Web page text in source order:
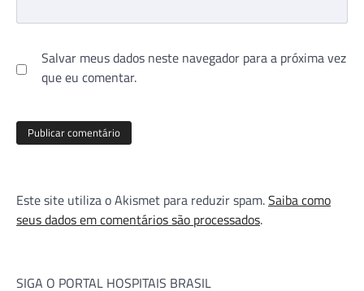
Salvar meus dados neste navegador para a próxima vez
que eu comentar.
Este site utiliza o Akismet para reduzir spam.Saiba como
seus dados em comentários são processados.
SIGA O PORTAL HOSPITAIS BRASIL